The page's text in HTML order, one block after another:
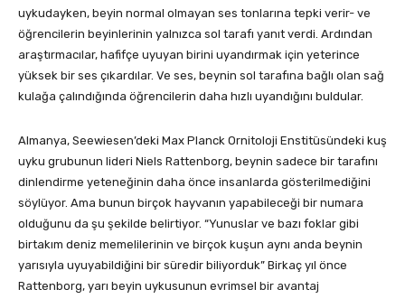
uykudayken, beyin normal olmayan ses tonlarına tepki verir- ve
öğrencilerin beyinlerinin yalnızca sol tarafı yanıt verdi. Ardından
araştırmacılar, hafifçe uyuyan birini uyandırmak için yeterince
yüksek bir ses çıkardılar. Ve ses, beynin sol tarafına bağlı olan sağ
kulağa çalındığında öğrencilerin daha hızlı uyandığını buldular.
Almanya, Seewiesen’deki Max Planck Ornitoloji Enstitüsündeki kuş
uyku grubunun lideri Niels Rattenborg, beynin sadece bir tarafını
dinlendirme yeteneğinin daha önce insanlarda gösterilmediğini
söylüyor. Ama bunun birçok hayvanın yapabileceği bir numara
olduğunu da şu şekilde belirtiyor. “Yunuslar ve bazı foklar gibi
birtakım deniz memelilerinin ve birçok kuşun aynı anda beynin
yarısıyla uyuyabildiğini bir süredir biliyorduk” Birkaç yıl önce
Rattenborg, yarı beyin uykusunun evrimsel bir avantaj